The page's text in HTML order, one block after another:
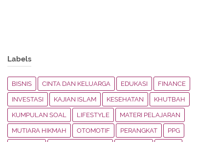
Labels
BISNIS CINTA DAN KELUARGA EDUKASI FINANCE
INVESTASI KAJIAN ISLAM KESEHATAN KHUTBAH
KUMPULAN SOAL LIFESTYLE MATERI PELAJARAN
MUTIARA HIKMAH OTOMOTIF PERANGKAT PPG